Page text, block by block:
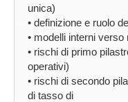
unica)
• definizione e ruolo
• modelli interni
• rischi di primo
operativi)
• rischi di secondo
di tasso di